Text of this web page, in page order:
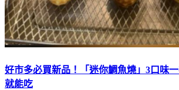
好市多必買新品！「迷你鯛魚燒」3口味
就能吃